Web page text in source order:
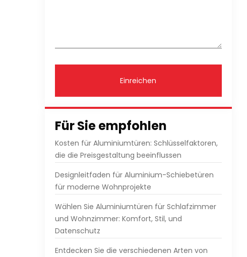
Einreichen
Für Sie empfohlen
Kosten für Aluminiumtüren: Schlüsselfaktoren,
die die Preisgestaltung beeinflussen
Designleitfaden für Aluminium-Schiebetüren
für moderne Wohnprojekte
Wählen Sie Aluminiumtüren für Schlafzimmer
und Wohnzimmer: Komfort, Stil, und
Datenschutz
Entdecken Sie die verschiedenen Arten von